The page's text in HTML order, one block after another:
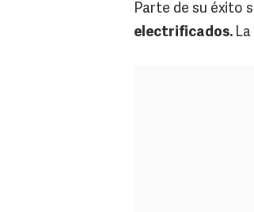
Parte de su éxito
electrificados.